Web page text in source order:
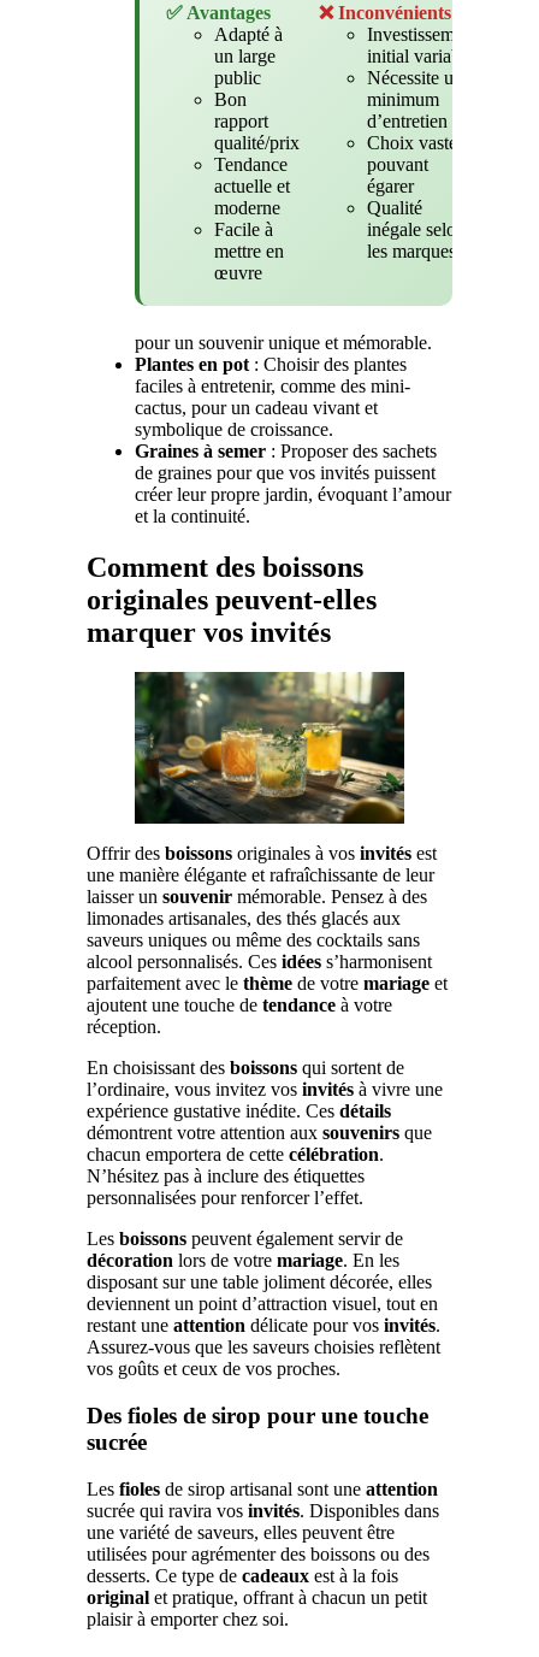
✅ Avantages
Adapté à
un large
public
Bon
rapport
qualité/prix
Tendance
actuelle et
moderne
Facile à
mettre en
œuvre
❌ Inconvénients
Investissement
initial variable
Nécessite un
minimum
d’entretien
Choix vaste
pouvant
égarer
Qualité
inégale selon
les marques
pour un souvenir unique et mémorable.
Plantes en pot : Choisir des plantes
faciles à entretenir, comme des mini-
cactus, pour un cadeau vivant et
symbolique de croissance.
Graines à semer : Proposer des sachets
de graines pour que vos invités puissent
créer leur propre jardin, évoquant l’amour
et la continuité.
Comment des boissons
originales peuvent-elles
marquer vos invités
Offrir des boissons originales à vos invités est
une manière élégante et rafraîchissante de leur
laisser un souvenir mémorable. Pensez à des
limonades artisanales, des thés glacés aux
saveurs uniques ou même des cocktails sans
alcool personnalisés. Ces idées s’harmonisent
parfaitement avec le thème de votre mariage et
ajoutent une touche de tendance à votre
réception.
En choisissant des boissons qui sortent de
l’ordinaire, vous invitez vos invités à vivre une
expérience gustative inédite. Ces détails
démontrent votre attention aux souvenirs que
chacun emportera de cette célébration.
N’hésitez pas à inclure des étiquettes
personnalisées pour renforcer l’effet.
Les boissons peuvent également servir de
décoration lors de votre mariage. En les
disposant sur une table joliment décorée, elles
deviennent un point d’attraction visuel, tout en
restant une attention délicate pour vos invités.
Assurez-vous que les saveurs choisies reflètent
vos goûts et ceux de vos proches.
Des fioles de sirop pour une touche
sucrée
Les fioles de sirop artisanal sont une attention
sucrée qui ravira vos invités. Disponibles dans
une variété de saveurs, elles peuvent être
utilisées pour agrémenter des boissons ou des
desserts. Ce type de cadeaux est à la fois
original et pratique, offrant à chacun un petit
plaisir à emporter chez soi.